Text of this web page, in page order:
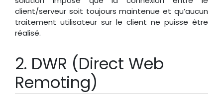
client/serveur soit toujours maintenue et qu’aucun
traitement utilisateur sur le client ne puisse être
réalisé.
DWR (Direct Web
Remoting)